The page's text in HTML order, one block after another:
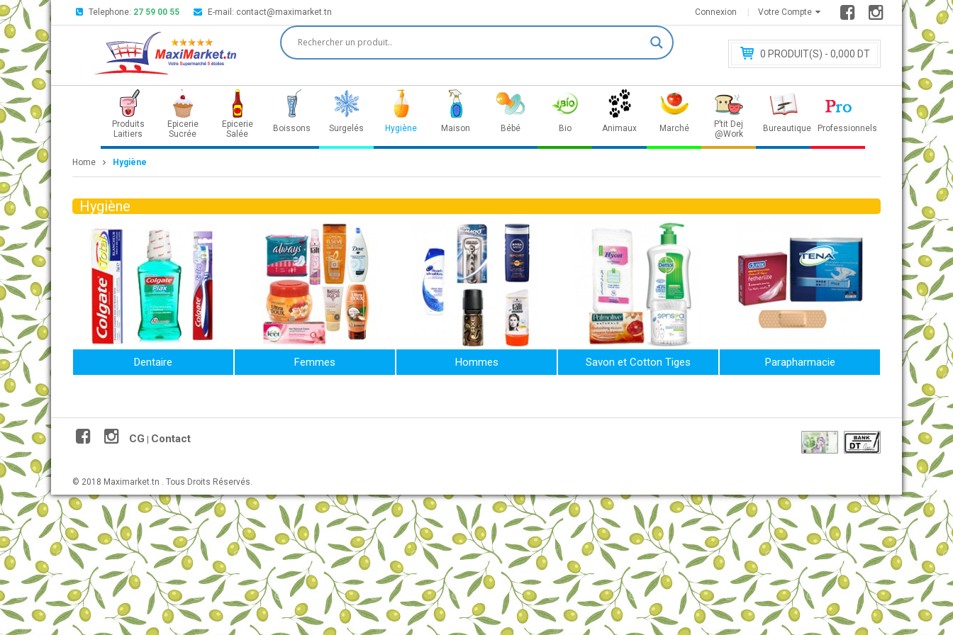
Telephone: 27 59 00 55 E-mail: contact@maximarket.tn Votre Compte
Connexion
0 PRODUIT(S) - 0,000 DT
Produits
Laitiers
Epicerie
Sucrée
Epicerie
Salée
Boissons Surgelés Hygiène Maison Bébé Bio Animaux Marché
P’tit Dej
@Work
Bureautique Professionnels
Home Hygiène
Hygiène
Dentaire Femmes Hommes Savon et Cotton Tiges Parapharmacie
CG Contact
© 2018 Maximarket.tn . Tous Droits Réservés.